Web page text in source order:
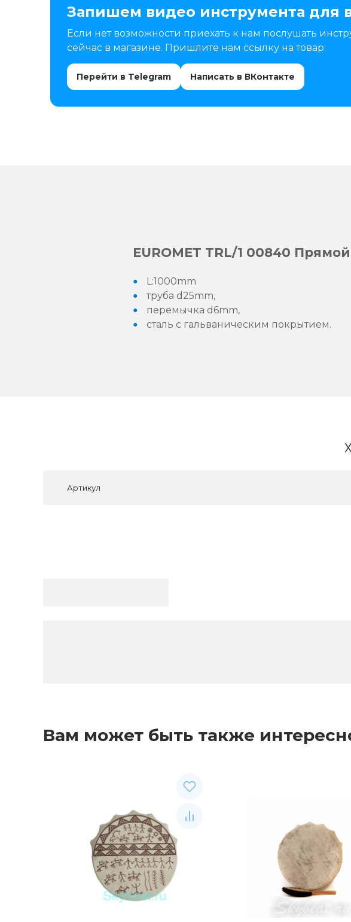
Запишем видео инструмента для
Если нет возможности приехать к нам послушать
сейчас в магазине. Пришлите нам ссылку на товар:
Перейти в Telegram Написать в ВКонтакте
EUROMET TRL/1 00840
L:1000mm
труба d25mm,
перемычка d6mm,
сталь с гальваническим покрытием.
Артикул
Вам может быть также